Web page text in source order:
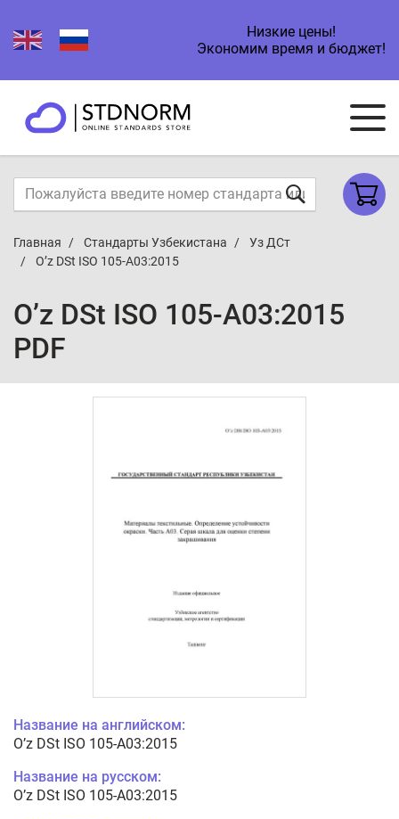
Низкие цены!
Экономим время и бюджет!
Главная Стандарты Узбекистана
Уз ДСт
O’z DSt ISO 105-А03:2015
O’z DSt ISO 105-А03:2015
PDF
Название на английском:
O’z DSt ISO 105-А03:2015
Название на русском:
O’z DSt ISO 105-А03:2015